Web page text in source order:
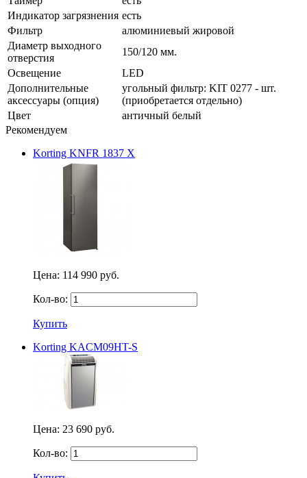
Индикатор загрязнения есть
Фильтр
алюминиевый жировой
Диаметр выходного
отверстия
150/120 мм.
Освещение
LED
Дополнительные
аксессуары (опция)
угольный фильтр: KIT 0277 - шт.
(приобретается отдельно)
Цвет
античный белый
Рекомендуем
Korting KNFR 1837 X
Цена: 114 990 руб.
Кол-во:
Купить
Korting KACM09HT-S
Цена: 23 690 руб.
Кол-во: